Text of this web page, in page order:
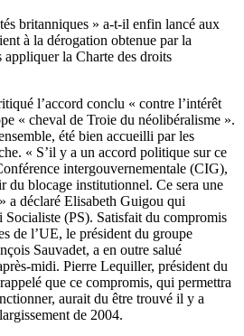
britanniques » a-t-il enfin lancé aux
à la dérogation obtenue par la
appliquer la Charte des droits
l’accord conclu « contre l’intérêt
« cheval de Troie du néolibéralisme ».
été bien accueilli par les
« S’il y a un accord politique sur ce
intergouvernementale (CIG),
du blocage institutionnel. Ce sera une
a déclaré Elisabeth Guigou qui
Socialiste (PS). Satisfait du compromis
de l’UE, le président du groupe
Sauvadet, a en outre salué
midi. Pierre Lequiller, président du
que ce compromis, qui permettra
aurait du être trouvé il y a
de 2004.